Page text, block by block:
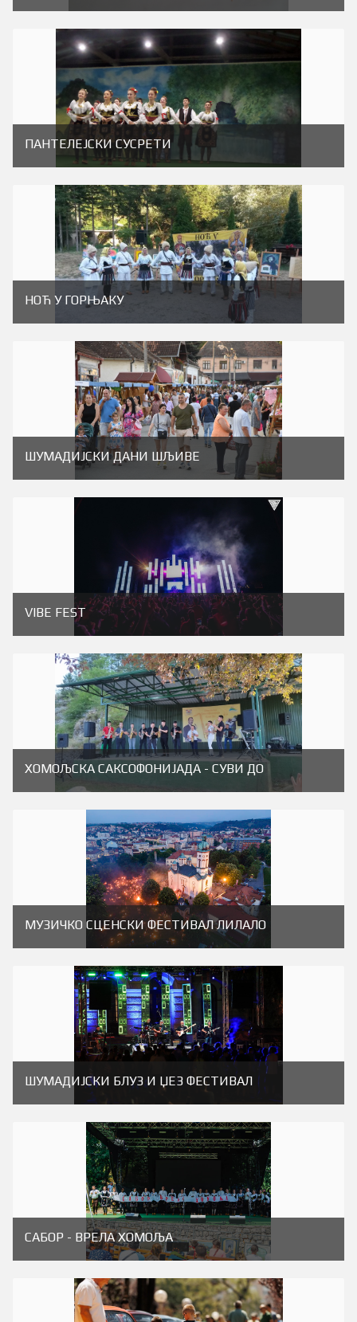
ПАНТЕЛЕJСКИ СУСРЕТИ
НОЋ У ГОРЊАКУ
ШУМАДИЈСКИ ДАНИ ШЉИВЕ
VIBE FEST
ХОМОЉСКА САКСОФОНИJАДА - СУВИ ДО
МУЗИЧКО СЦЕНСКИ ФЕСТИВАЛ ЛИЛАЛО
ШУМАДИЈСКИ БЛУЗ И ЏЕЗ ФЕСТИВАЛ
САБОР - ВРЕЛА ХОМОЉА